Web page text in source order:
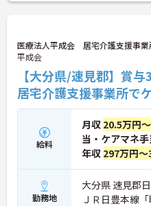
医療法人平成会 居宅介護支援事
平成会
【大分県/速見郡】賞
居宅介護支援事業所で
給料
月収 20.5万円
当・ケアマネ
年収 297万円
勤務地
大分県 速見郡
ＪＲ日豊本線